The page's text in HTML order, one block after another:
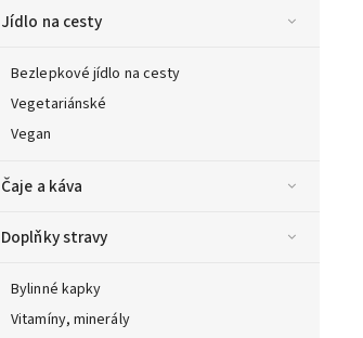
Jídlo na cesty
Bezlepkové jídlo na cesty
Vegetariánské
Vegan
Čaje a káva
Doplňky stravy
Bylinné kapky
Vitamíny, minerály